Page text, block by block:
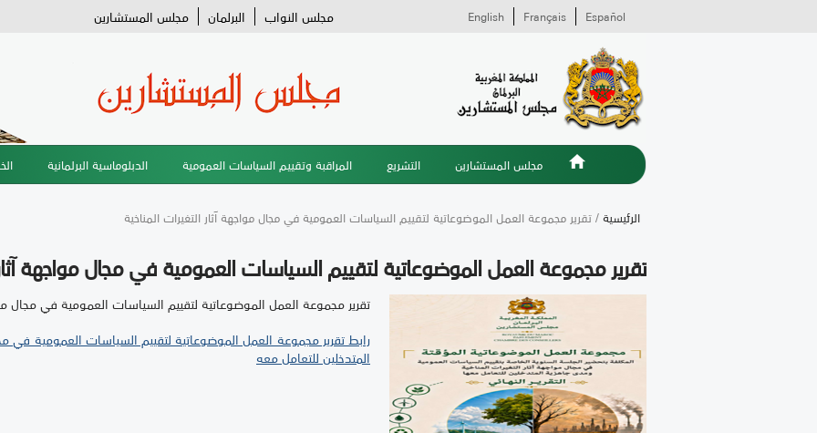
مجلس النواب البرلمان مجلس المستشارين Español
Français
English
مجلس المستشارين التشريع المراقبة وتقييم السياسات العمومية الدبلوماسية البرلمانية
الرئيسية/ تقرير مجموعة العمل الموضوعاتية لتقييم السياسات العمومية في مجال مواجهة آثار التغيرات المناخية
تقرير مجموعة العمل الموضوعاتية لتقييم السياسات العمومية في مجال مواجهة آثار
تقرير مجموعة العمل الموضوعاتية لتقييم السياسات العمومية في مجال
رابط تقرير مجموعة العمل الموضوعاتية لتقييم السياسات العمومية في
المتدخلين للتعامل معه